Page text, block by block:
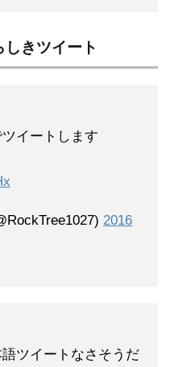
しきツイート
イートします
2016
ツイートなさそうだ